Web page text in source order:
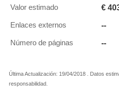
Valor estimado €
Enlaces externos --
Número de páginas --
Última Actualización: 19/04/2018 . Datos
responsabilidad.